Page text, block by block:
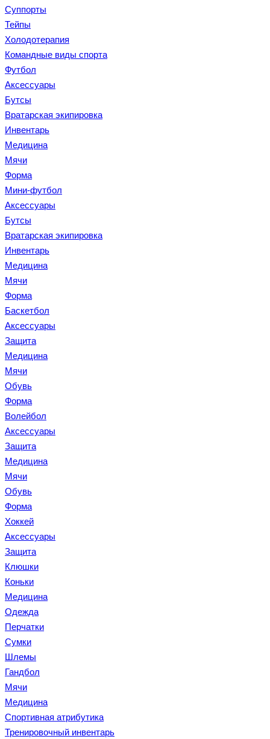
Суппорты
Тейпы
Холодотерапия
Командные виды спорта
Футбол
Аксессуары
Бутсы
Вратарская экипировка
Инвентарь
Медицина
Мячи
Форма
Мини-футбол
Аксессуары
Бутсы
Вратарская экипировка
Инвентарь
Медицина
Мячи
Форма
Баскетбол
Аксессуары
Защита
Медицина
Мячи
Обувь
Форма
Волейбол
Аксессуары
Защита
Медицина
Мячи
Обувь
Форма
Хоккей
Аксессуары
Защита
Клюшки
Коньки
Медицина
Одежда
Перчатки
Сумки
Шлемы
Гандбол
Мячи
Медицина
Спортивная атрибутика
Тренировочный инвентарь